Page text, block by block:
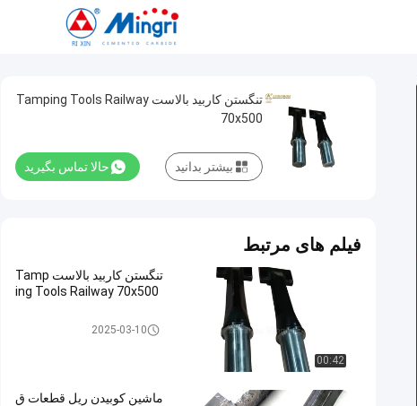
تنگستن کاربید بالاست Tamping Tools Railway
70x500
حالا تماس بگیرید بیشتر بدانید
فیلم های مرتبط
00:42
تنگستن کاربید بالاست Tamp
ing Tools Railway 70x500
Tamping Tools Railway
2025-03-10
ماشین کوبیدن ریل قطعات ق